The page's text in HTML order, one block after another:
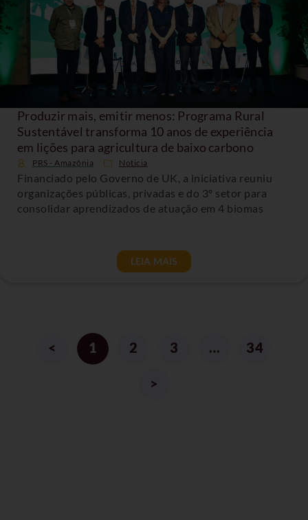
Produzir mais, emitir menos: Programa Rural
Sustentável transforma 10 anos de experiência
em lições para agricultura de baixo carbono
PRS - Amazônia Noticia
Financiado pelo Governo de UK, a iniciativa reuniu
organizações públicas, privadas e do 3º setor para
consolidar aprendizados de atuação em 4 biomas
LEIA MAIS
< 1 2 3 … 34
>